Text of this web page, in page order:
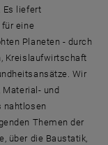
Es liefert
für eine
Planeten - durch
Kreislaufwirtschaft
Wir
Material- und
nahtlosen
Themen der
über die Baustatik,